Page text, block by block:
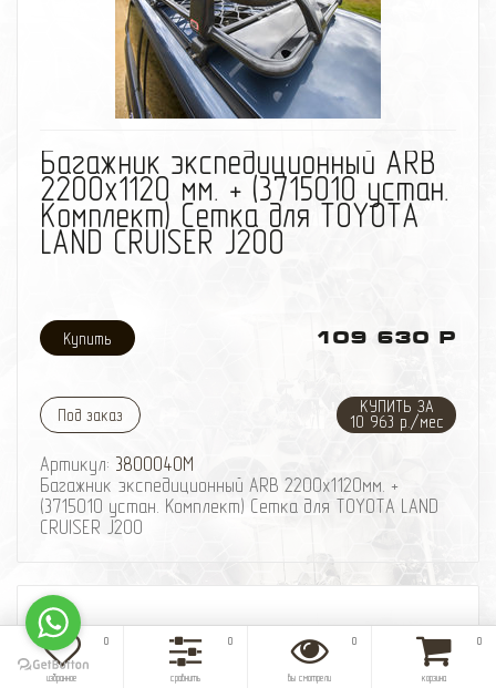
Багажник экспедиционный ARB
2200х1120 мм. + (3715010 устан.
Комплект) Сетка для TOYOTA
LAND CRUISER J200
109 630 Р
Под заказ
КУПИТЬ ЗА
10 963 р./мес
Артикул: 3800040M
Багажник экспедиционный ARB 2200х1120мм. +
(3715010 устан. Комплект) Сетка для TOYOTA LAND
CRUISER J200
0
избранное
0
сравнить
0
вы смотрели
0
корзина